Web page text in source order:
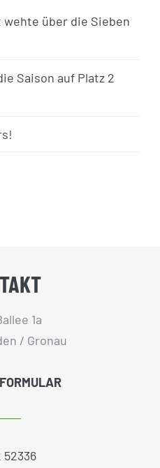
wehte über die Sieben
Saison auf Platz 2
1a
/ Gronau
52336